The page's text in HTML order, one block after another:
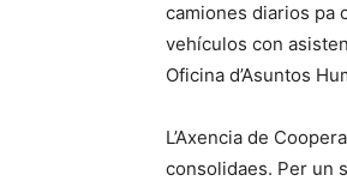
camiones diarios pa
vehículos con
Oficina d’Asuntos
L’Axencia de
consolidaes. Per un